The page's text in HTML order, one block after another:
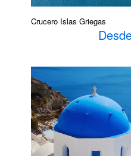
Crucero Islas Griegas